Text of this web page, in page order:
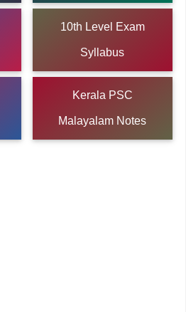
10th Level Exam
Syllabus
Kerala PSC
Malayalam Notes